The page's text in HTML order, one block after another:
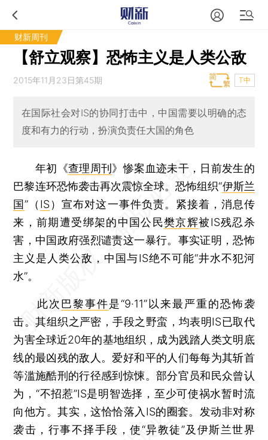
财新周刊
【舒立观察】恐怖主义是人类公敌
2015年11月23日第45期 T中
在国际社会对IS的协同打击中，中国需要以明确的态
度和有力的行动，扮演负责任大国的角色
年初《查理周刊 》惨案血迹未干，日前发生的
巴黎连环恐怖袭击再次震惊全球。恐怖组织“伊斯兰
国”（ IS）宣布对这一事件负责。紧接着，消息传
来，前期遭受绑架的中国公民樊京辉被IS残忍杀
害，中国政府强烈谴责这一暴行。事实证明，恐怖
主义是人类公敌，中国与IS绝不可能“井水不犯河
水”。
此次巴黎事件是“9·11”以来最严重的恐怖袭
击。其组织之严密，手段之野蛮，均表明IS已取代
为害全球近20年的基地组织，成为践踏人类文明底
线的最凶残的敌人。爱好和平的人们每每为其斩首
等滥施酷刑的行径感到惊悚。部分官员和民众曾认
为，“不招惹”IS是明智选择，至少可使祸水暂时流
向他方。其实，这恰恰落入IS的圈套。发动非对称
袭击，行事不择手段，使“异教徒”及伊斯兰世界